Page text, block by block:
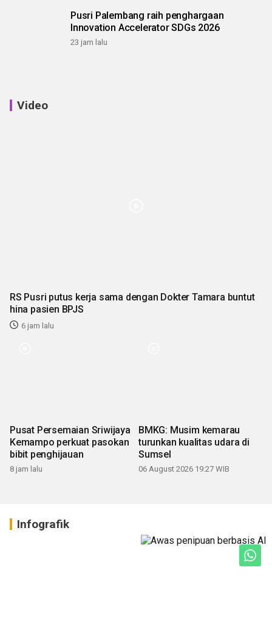
Pusri Palembang raih penghargaan
Innovation Accelerator SDGs 2026
23 jam lalu
Video
RS Pusri putus kerja sama dengan Dokter Tamara buntut
hina pasien BPJS
6 jam lalu
Pusat Persemaian Sriwijaya
Kemampo perkuat pasokan
bibit penghijauan
8 jam lalu
BMKG: Musim kemarau
turunkan kualitas udara di
Sumsel
06 August 2026 19:27 WIB
Infografik